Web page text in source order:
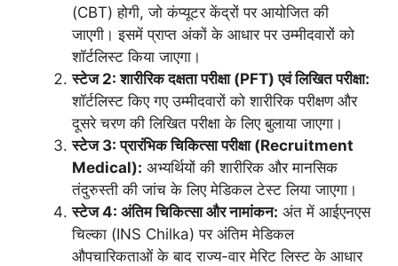
(CBT) होगी, जो कंप्यूटर केंद्रों पर आयोजित की
जाएगी। इसमें प्राप्त अंकों के आधार पर उम्मीदवारों को
शॉर्टलिस्ट किया जाएगा।
स्टेज 2: शारीरिक दक्षता परीक्षा (PFT) एवं लिखित परीक्षा:
शॉर्टलिस्ट किए गए उम्मीदवारों को शारीरिक परीक्षण और
दूसरे चरण की लिखित परीक्षा के लिए बुलाया जाएगा।
स्टेज 3: प्रारंभिक चिकित्सा परीक्षा (Recruitment
Medical): अभ्यर्थियों की शारीरिक और मानसिक
तंदुरुस्ती की जांच के लिए मेडिकल टेस्ट लिया जाएगा।
स्टेज 4: अंतिम चिकित्सा और नामांकन: अंत में आईएनएस
चिल्का (INS Chilka) पर अंतिम मेडिकल
औपचारिकताओं के बाद राज्य-वार मेरिट लिस्ट के आधार